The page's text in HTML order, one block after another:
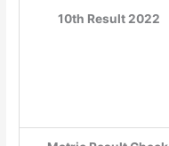
10th Result 2022